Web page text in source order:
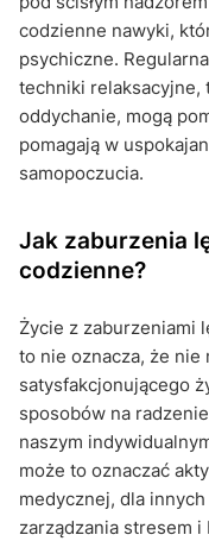
codzienne nawyki,
psychiczne.
techniki relaksacyjne,
oddychanie, mogą
pomagają w
samopoczucia.
Jak zaburzenia
codzienne?
Życie z zaburzeniami
to nie oznacza, że nie
satysfakcjonującego
sposobów na
naszym
może to oznaczać
medycznej, dla
zarządzania stresem